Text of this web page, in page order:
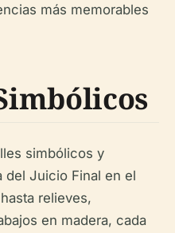
más memorables
simbólicos y
del Juicio Final en el
relieves,
en madera, cada